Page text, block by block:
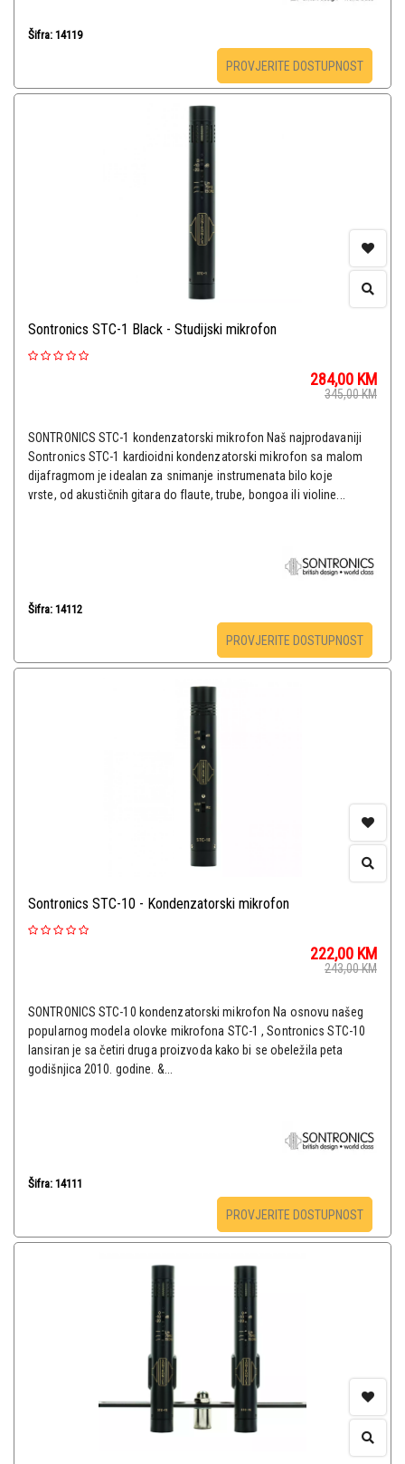
Šifra: 14119
PROVJERITE DOSTUPNOST
Sontronics STC-1 Black - Studijski mikrofon
284,00 KM
345,00KM
SONTRONICS STC-1 kondenzatorski mikrofon Naš najprodavaniji
Sontronics STC-1 kardioidni kondenzatorski mikrofon sa malom
dijafragmom je idealan za snimanje instrumenata bilo koje
vrste, od akustičnih gitara do flaute, trube, bongoa ili violine...
Šifra: 14112
PROVJERITE DOSTUPNOST
Sontronics STC-10 - Kondenzatorski mikrofon
222,00 KM
243,00KM
SONTRONICS STC-10 kondenzatorski mikrofon Na osnovu našeg
popularnog modela olovke mikrofona STC-1 , Sontronics STC-10
lansiran je sa četiri druga proizvoda kako bi se obeležila peta
godišnjica 2010. godine. &...
Šifra: 14111
PROVJERITE DOSTUPNOST